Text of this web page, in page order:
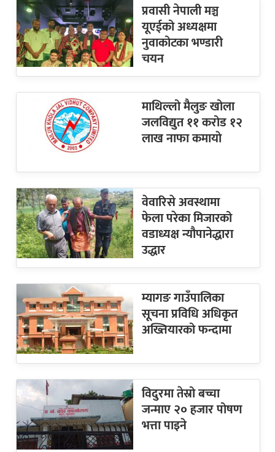
प्रवासी नेपाली मञ्च
यूएईको अध्यक्षमा
नुवाकोटका भण्डारी
चयन
माथिल्लो मैलुङ खोला
जलविद्युत ११ करोड १२
लाख नाफा कमायाे
वेवारिसे अवस्थामा
फेला परेका मिजारको
वडाध्यक्ष न्यौपानेद्धारा
उद्धार
म्यागङ गाउँपालिका
सूचना प्रविधि अधिकृत
अख्तियारको फन्दामा
विदुरमा तेस्रो बच्चा
जन्माए २० हजार पोषण
भत्ता पाइने